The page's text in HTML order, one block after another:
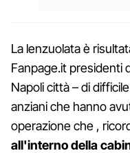
La lenzuolata è
Fanpage.it presidenti
Napoli città – di
anziani che hanno
operazione che ,
all'interno della